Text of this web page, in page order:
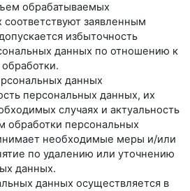
обрабатываемых
заявленным
избыточность
данных по отношению к
данных
персональных данных, их
случаях и актуальность
обработки персональных
необходимые меры и/или
по удалению или уточнению
данных.
данных осуществляется в